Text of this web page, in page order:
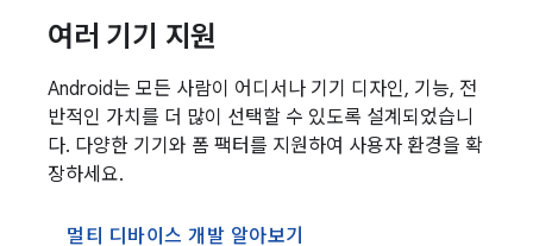
여러 기기 지원
Android는 모든 사람이 어디서나 기기 디자인, 기능, 전
반적인 가치를 더 많이 선택할 수 있도록 설계되었습니
다. 다양한 기기와 폼 팩터를 지원하여 사용자 환경을 확
장하세요.
멀티 디바이스 개발 알아보기